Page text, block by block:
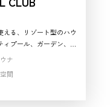
る、リゾート型のハウ
プール、ガーデン、ラ
然とラグジュアリーを
ロケが成立する点も魅
ュアル重視の案件にお
オです。
ナ
間